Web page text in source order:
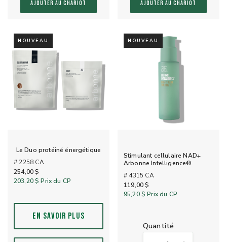
AJOUTER AU CHARIOT AJOUTER AU CHARIOT
NOUVEAU
Le Duo protéiné énergétique
# 2258 CA
254,00 $
203,20 $ Prix du CP
EN SAVOIR PLUS
NOUVEAU
Stimulant cellulaire NAD+
Arbonne Intelligence®
# 4315 CA
119,00 $
95,20 $ Prix du CP
quantité